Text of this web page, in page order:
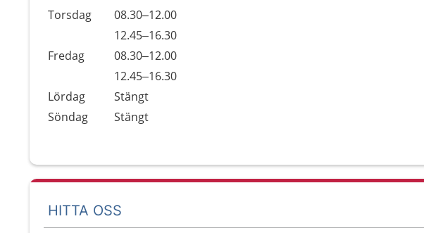
Torsdag
08.30–12.00
12.45–16.30
Fredag
08.30–12.00
12.45–16.30
Lördag
Stängt
Söndag
Stängt
HITTA OSS